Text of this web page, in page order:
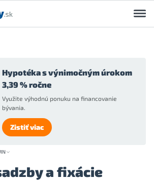
Hypotéka s výnimočným úrokom
3,39 % ročne
Využite výhodnú ponuku na financovanie
bývania.
Zistiť viac
a fixácie